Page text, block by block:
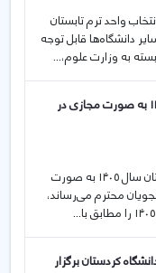
ثبت‌نام و انتخاب واحد ترم تابستان
دانشگاه‌ها قابل توجه
به وزارت علوم،...
اطلاعیه شماره 1: برگزاری ترم تابستان سال ۱۴۰۵ به صورت مجازی در
30 06 2026 اطلاعیه شماره 1: برگزاری ترم تابستان سال ۱۴۰۵ به صورت
محترم می‌رساند،
کردستان برگزار